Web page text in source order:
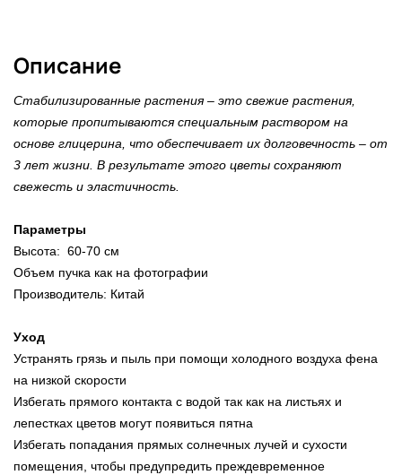
Описание
Стабилизированные растения – это свежие растения,
которые пропитываются специальным раствором на
основе глицерина, что обеспечивает их долговечность – от
3 лет жизни. В результате этого цветы сохраняют
свежесть и эластичность.
Параметры
Высота: 60-70 см
Объем пучка как на фотографии
Производитель: Китай
Уход
Устранять грязь и пыль при помощи холодного воздуха фена
на низкой скорости
Избегать прямого контакта с водой так как на листьях и
лепестках цветов могут появиться пятна
Избегать попадания прямых солнечных лучей и сухости
помещения, чтобы предупредить преждевременное